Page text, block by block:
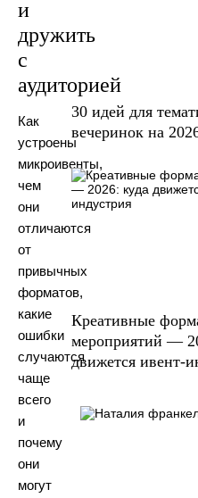
и
дружить
с
аудиторией
Как
устроены
микроивенты,
чем
они
отличаются
от
привычных
форматов,
какие
ошибки
случаются
чаще
всего
и
почему
они
могут
30 идей для
вечеринок на
Креативные
мероприятий —
движется ивент-